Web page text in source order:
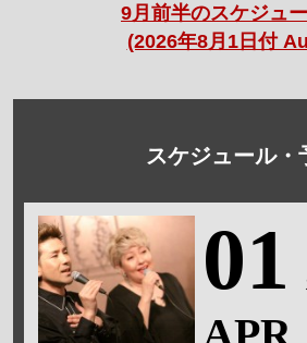
9月前半のスケジュ
(2026年8月1日付
スケジュール・
01